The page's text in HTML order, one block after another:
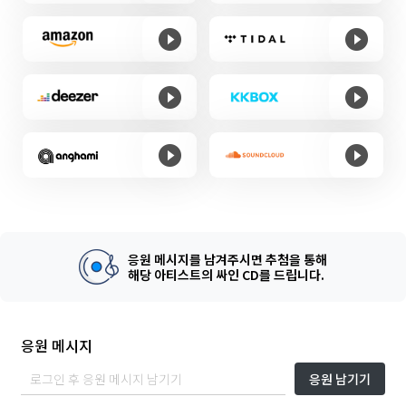
응원 메시지를 남겨주시면 추첨을 통해
해당 아티스트의 싸인 CD를 드립니다.
응원 메시지
응원 남기기